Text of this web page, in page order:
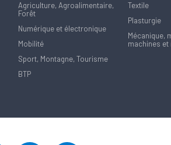
Agriculture, Agroalimentaire,
Forêt
Numérique et électronique
Mobilité
Sport, Montagne, Tourisme
BTP
Textile
Plasturgie
Mécanique,
machines